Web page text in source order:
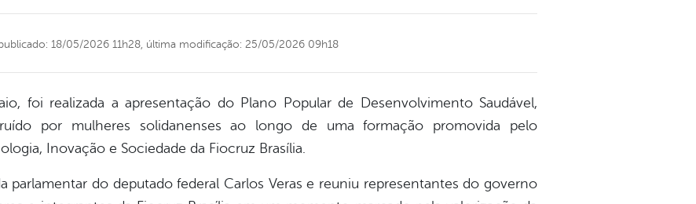
18/05/2026 11h28, última modificação: 25/05/2026 09h18
foi realizada a apresentação do Plano Popular de Desenvolvimento Saudável,
por mulheres solidanenses ao longo de uma formação promovida pelo
Inovação e Sociedade da Fiocruz Brasília.
do deputado federal Carlos Veras e reuniu representantes do governo